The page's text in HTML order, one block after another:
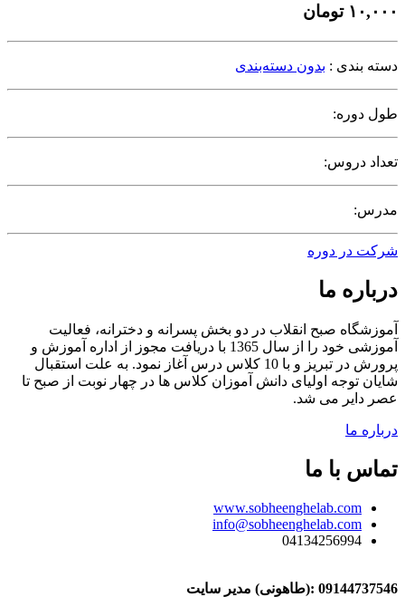
۱۰,۰۰۰ تومان
دسته بندی : بدون دسته‌بندی
طول دوره:
تعداد دروس:
مدرس:
شرکت در دوره
درباره ما
آموزشگاه صبح انقلاب در دو بخش پسرانه و دخترانه، فعالیت
آموزشی خود را از سال 1365 با دریافت مجوز از اداره آموزش و
پرورش در تبریز و با 10 کلاس درس آغاز نمود. به علت استقبال
شایان توجه اولیای دانش آموزان کلاس ها در چهار نوبت از صبح تا
عصر دایر می شد.
درباره ما
تماس با ما
www.sobheenghelab.com
info@sobheenghelab.com
04134256994
09144737546 :(طاهونی) مدیر سایت